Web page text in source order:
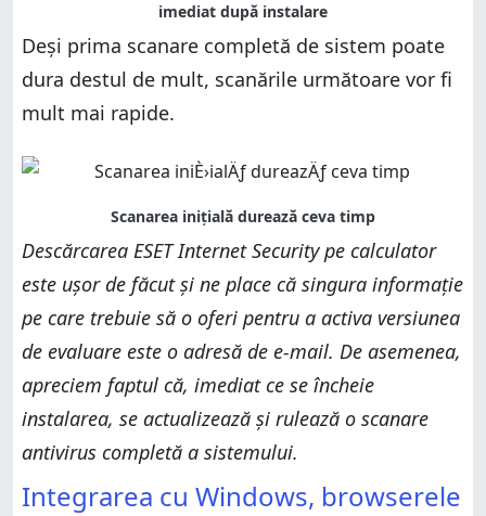
Deși prima scanare completă de sistem poate
dura destul de mult, scanările următoare vor fi
mult mai rapide.
Descărcarea ESET Internet Security pe calculator
este ușor de făcut și ne place că singura informație
pe care trebuie să o oferi pentru a activa versiunea
de evaluare este o adresă de e-mail. De asemenea,
apreciem faptul că, imediat ce se încheie
instalarea, se actualizează și rulează o scanare
antivirus completă a sistemului.
Integrarea cu Windows, browserele